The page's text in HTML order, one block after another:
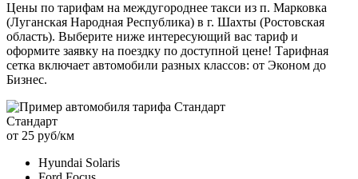
Цены по тарифам на междугороднее такси из п. Марковка
(Луганская Народная Республика) в г. Шахты (Ростовская
область). Выберите ниже интересующий вас тариф и
оформите заявку на поездку по доступной цене! Тарифная
сетка включает автомобили разных классов: от Эконом до
Бизнес.
Стандарт
от 25 руб/км
Hyundai Solaris